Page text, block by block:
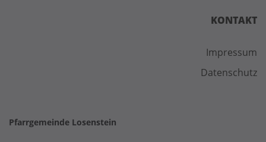
KONTAKT
Impressum
Datenschutz
Pfarrgemeinde Losenstein